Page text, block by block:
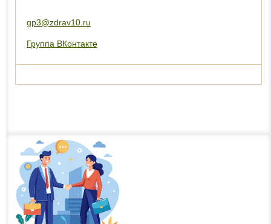
gp3@zdrav10.ru
Группа ВКонтакте